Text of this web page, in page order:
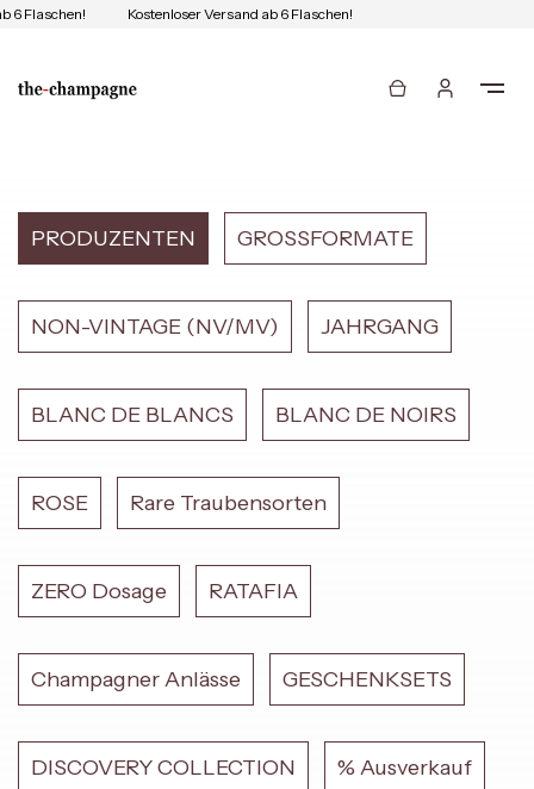
Flaschen! Kostenloser Versand ab 6 Flaschen!
PRODUZENTEN GROSSFORMATE
NON-VINTAGE (NV/MV) JAHRGANG
BLANC DE BLANCS BLANC DE NOIRS
ROSE Rare Traubensorten
ZERO Dosage RATAFIA
Champagner Anlässe GESCHENKSETS
DISCOVERY COLLECTION % Ausverkauf